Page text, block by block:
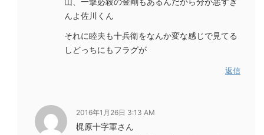
んよ佐川くん
それに睦夫も十兵衛をなんか変な感じで見てる
しどっちにもフラグが
返信
2016年1月26日 3:13 AM
梶原十字軍さん